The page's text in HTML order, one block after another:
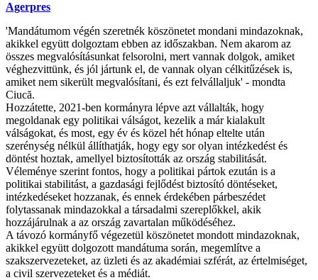
Agerpres
'Mandátumom végén szeretnék köszönetet mondani mindazoknak,
akikkel együtt dolgoztam ebben az időszakban. Nem akarom az
összes megvalósításunkat felsorolni, mert vannak dolgok, amiket
véghezvittünk, és jól jártunk el, de vannak olyan célkitűzések is,
amiket nem sikerült megvalósítani, és ezt felvállaljuk' - mondta
Ciucă.
Hozzátette, 2021-ben kormányra lépve azt vállalták, hogy
megoldanak egy politikai válságot, kezelik a már kialakult
válságokat, és most, egy év és közel hét hónap eltelte után
szerénység nélkül állíthatják, hogy egy sor olyan intézkedést és
döntést hoztak, amellyel biztosították az ország stabilitását.
Véleménye szerint fontos, hogy a politikai pártok ezután is a
politikai stabilitást, a gazdasági fejlődést biztosító döntéseket,
intézkedéseket hozzanak, és ennek érdekében párbeszédet
folytassanak mindazokkal a társadalmi szereplőkkel, akik
hozzájárulnak a az ország zavartalan működéséhez.
A távozó kormányfő végezetül köszönetet mondott mindazoknak,
akikkel együtt dolgozott mandátuma során, megemlítve a
szakszervezeteket, az üzleti és az akadémiai szférát, az értelmiséget,
a civil szervezeteket és a médiát.